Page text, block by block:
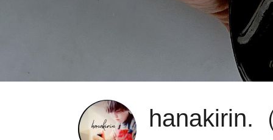
hanakirin.